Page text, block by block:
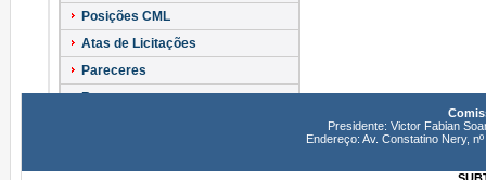
Posições CML
Atas de Licitações
Pareceres
Recursos
Presidente: Victor Fabian
Endereço: Av. Constatino Nery,